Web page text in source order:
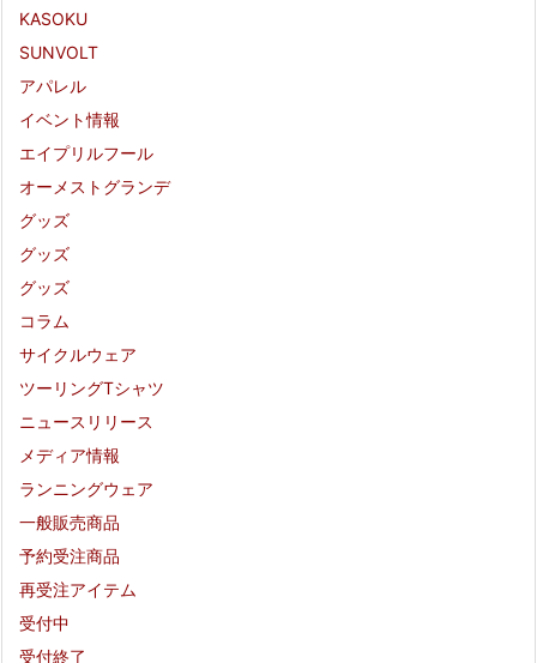
KASOKU
SUNVOLT
アパレル
イベント情報
エイプリルフール
オーメストグランデ
グッズ
グッズ
グッズ
コラム
サイクルウェア
ツーリングTシャツ
ニュースリリース
メディア情報
ランニングウェア
一般販売商品
予約受注商品
再受注アイテム
受付中
受付終了